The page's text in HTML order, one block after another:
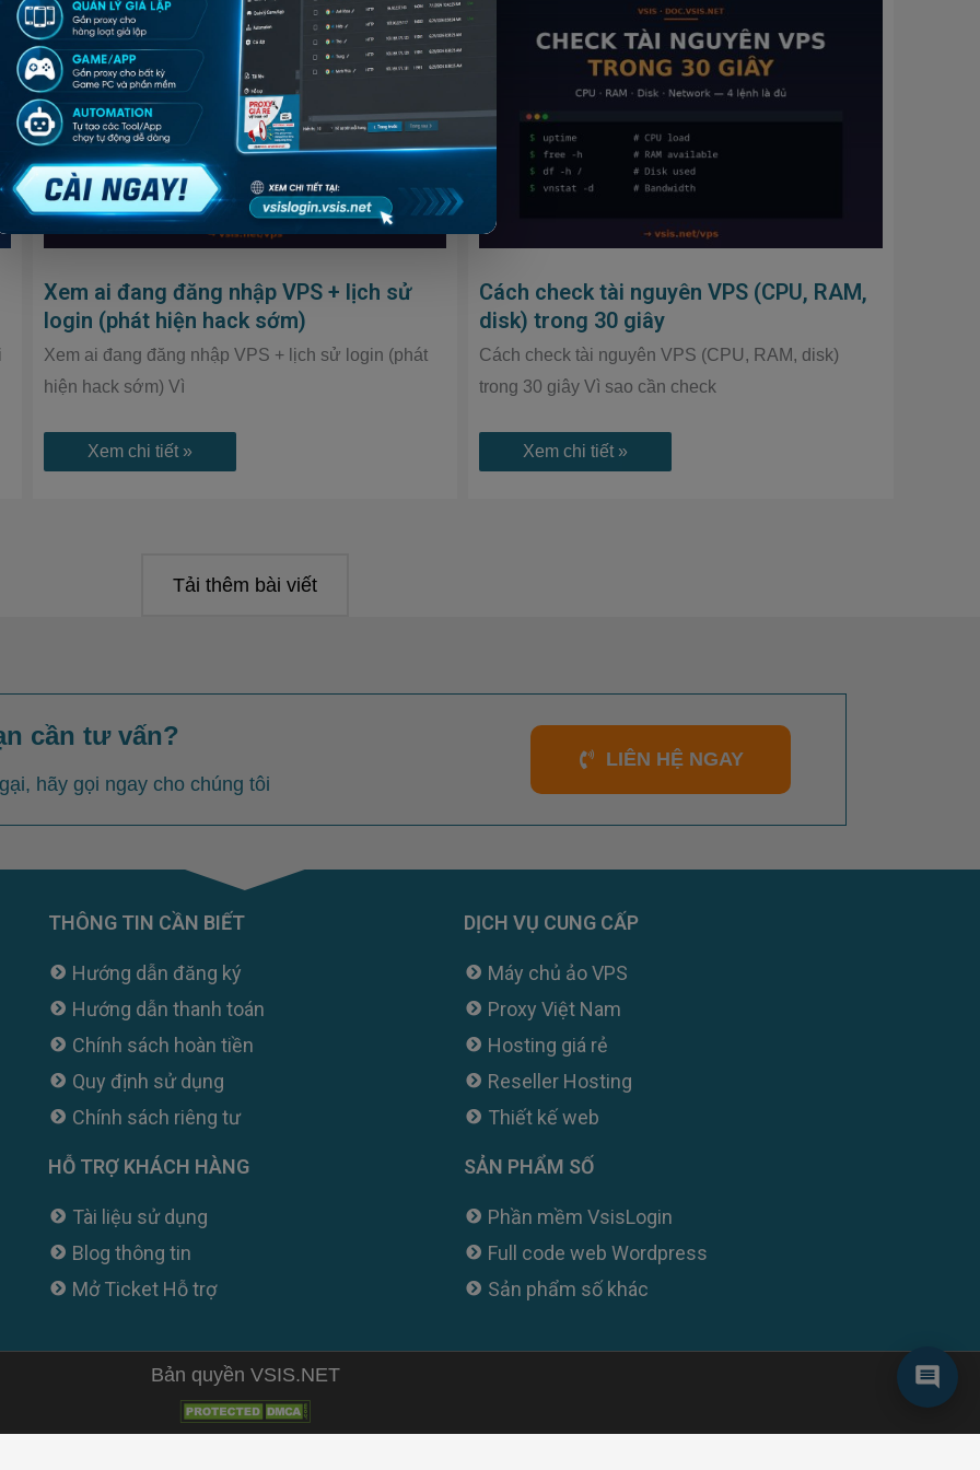
Xem ai đang đăng nhập VPS + lịch sử
login (phát hiện hack sớm)
Xem ai đang đăng nhập VPS + lịch sử login (phát
hiện hack sớm) Vì
ai
đang
đăng
nhập
VPS
+
lịch
sử
login
(phát
hiện
hack
sớm)
Xem chi tiết »
Cách check tài nguyên VPS (CPU, RAM,
disk) trong 30 giây
Cách check tài nguyên VPS (CPU, RAM, disk)
trong 30 giây Vì sao cần check
tài
RAM,
disk)
trong
30
giây
Xem chi tiết »
Tải thêm bài viết
cần tư vấn?
hãy gọi ngay cho chúng tôi
LIÊN HỆ NGAY
THÔNG TIN CẦN BIẾT
Hướng dẫn đăng ký
Hướng dẫn thanh toán
Chính sách hoàn tiền
Quy định sử dụng
Chính sách riêng tư
HỖ TRỢ KHÁCH HÀNG
Tài liệu sử dụng
Blog thông tin
Mở Ticket Hỗ trợ
DỊCH VỤ CUNG CẤP
Máy chủ ảo VPS
Proxy Việt Nam
Hosting giá rẻ
Reseller Hosting
Thiết kế web
SẢN PHẨM SỐ
Phần mềm VsisLogin
Full code web Wordpress
Sản phẩm số khác
Bản quyền VSIS.NET